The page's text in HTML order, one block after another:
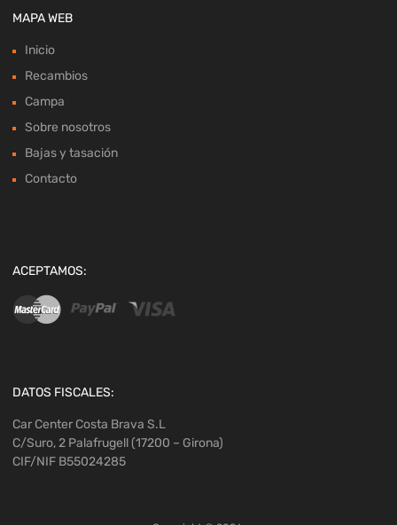
MAPA WEB
Inicio
Recambios
Campa
Sobre nosotros
Bajas y tasación
Contacto
ACEPTAMOS:
DATOS FISCALES:
Car Center Costa Brava S.L
C/Suro, 2 Palafrugell (17200 – Girona)
CIF/NIF B55024285